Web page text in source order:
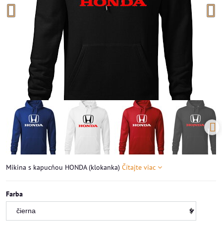
Mikina s kapucňou HONDA (klokanka) Čítajte viac
Farba